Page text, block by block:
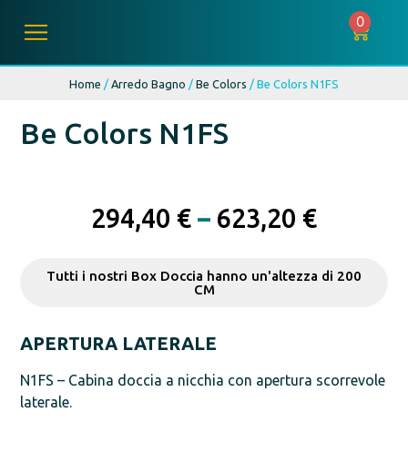
0
Home / Arredo Bagno / Be Colors / Be Colors N1FS
Be Colors N1FS
294,40 € – 623,20 €
Tutti i nostri Box Doccia hanno un'altezza di 200
CM
APERTURA LATERALE
N1FS – Cabina doccia a nicchia con apertura scorrevole
laterale.